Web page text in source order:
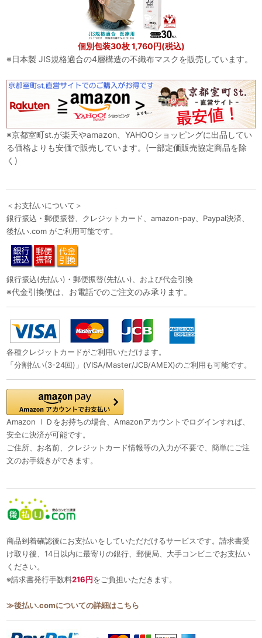
個別包装30枚 1,760円(税込)
※日本製 JIS規格適合の4層構造の不織布マスクを販売しています。
※京都室町st.が楽天やamazon、YAHOOショッピングに出品してい
る価格よりも安価で販売しています。(一部定価販売協定商品を除
く)
＜お支払いについて＞
銀行振込・郵便振替、クレジットカード、amazon-pay、Paypal決済、
後払い.com がご利用可能です。
銀行振込(先払い)・郵便振替(先払い)、および代金引換
※代金引換便は、お電話でのご注文のみ承ります。
各種クレジットカードがご利用いただけます。
「分割払い(3-24回)」(VISA/Master/JCB/AMEX)のご利用も可能です。
Amazon ＩＤをお持ちの場合、Amazonアカウントでログインすれば、
安全に決済が可能です。
ご住所、お名前、クレジットカード情報等の入力が不要で、簡単にご注
文のお手続きができます。
商品到着確認後にお支払いをしていただだけるサービスです。請求書受
け取り後、14日以内に最寄りの銀行、郵便局、大手コンビニでお支払い
ください。
※請求書発行手数料216円をご負担いただきます。
≫後払い.comについての詳細はこちら